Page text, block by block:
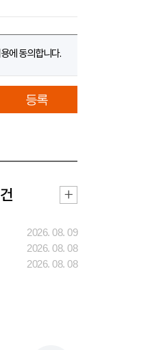
에 동의합니다.
건
2026. 08. 09
2026. 08. 08
2026. 08. 08